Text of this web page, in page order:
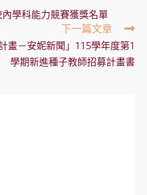
內學科能力競賽獲獎名單
下一篇文章
畫－安妮新聞」115學年度第1
學期新進種子教師招募計畫書